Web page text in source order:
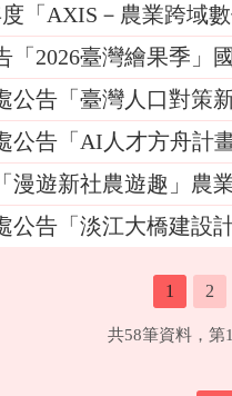
「AXIS－農業跨域數
「2026臺灣繪果季」
公告「臺灣人口對
公告「AI人才方舟計
漫遊新社農遊趣」農
公告「淡江大橋建設
1 2
共58筆資料，第1